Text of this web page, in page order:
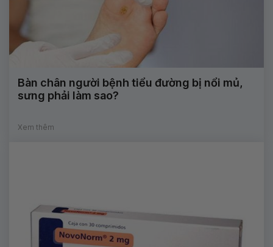
Bàn chân người bệnh tiểu đường bị nổi mủ,
sưng phải làm sao?
Xem thêm